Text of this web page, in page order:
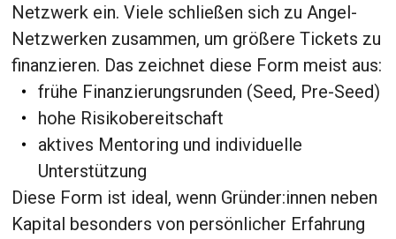
Netzwerk ein. Viele schließen sich zu Angel-
Netzwerken zusammen, um größere Tickets zu
finanzieren. Das zeichnet diese Form meist aus:
frühe Finanzierungsrunden (Seed, Pre-Seed)
hohe Risikobereitschaft
aktives Mentoring und individuelle
Unterstützung
Diese Form ist ideal, wenn Gründer:innen neben
Kapital besonders von persönlicher Erfahrung